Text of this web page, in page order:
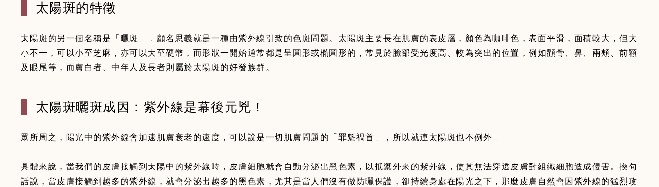
太陽斑的特徵
太陽斑的另一個名稱是「曬斑」，顧名思義就是一種由紫外線引致的色斑問題。太陽斑主要長在肌膚的表皮層，顏色為咖啡色，表面平滑，面積較大，但大
小不一，可以小至芝麻，亦可以大至硬幣，而形狀一開始通常都是呈圓形或橢圓形的，常見於臉部受光度高、較為突出的位置，例如顴骨、鼻、兩頰、前額
太陽斑曬斑成因：紫外線是幕後元兇！
眾所周之，陽光中的紫外線會加速肌膚衰老的速度，可以說是一切肌膚問題的「罪魁禍首」，所以就連太陽斑也不例外…
具體來說，當我們的皮膚接觸到太陽中的紫外線時，皮膚細胞就會自動分泌出黑色素，以抵禦外來的紫外線，使其無法穿透皮膚對組織細胞造成侵害。換句
話說，當皮膚接觸到越多的紫外線，就會分泌出越多的黑色素，尤其是當人們沒有做防曬保護，卻持續身處在陽光之下，那麼皮膚自然會因紫外線的猛烈攻